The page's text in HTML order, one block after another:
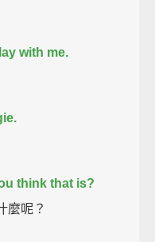
with me.
think that is?
麼呢？